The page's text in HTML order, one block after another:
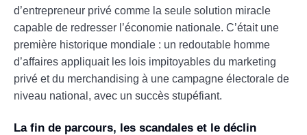
d’entrepreneur privé comme la seule solution miracle
capable de redresser l’économie nationale. C’était une
première historique mondiale : un redoutable homme
d’affaires appliquait les lois impitoyables du marketing
privé et du merchandising à une campagne électorale de
niveau national, avec un succès stupéfiant.
La fin de parcours, les scandales et le déclin